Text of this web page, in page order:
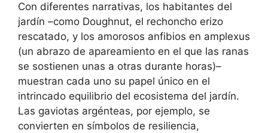
Con diferentes narrativas, los habitantes del
jardín –como Doughnut, el rechoncho erizo
rescatado, y los amorosos anfibios en amplexus
(un abrazo de apareamiento en el que las ranas
se sostienen unas a otras durante horas)–
muestran cada uno su papel único en el
intrincado equilibrio del ecosistema del jardín.
Las gaviotas argénteas, por ejemplo, se
convierten en símbolos de resiliencia,